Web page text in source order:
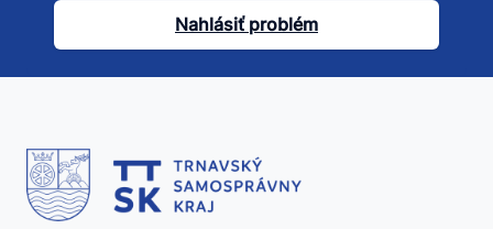
článok
užitočný?
Nahlásiť problém